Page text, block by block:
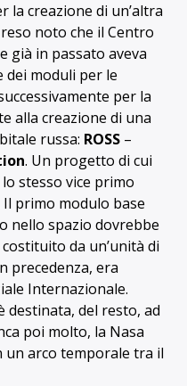
la creazione di un’altra
noto che il Centro
già in passato aveva
dei moduli per le
per la
alla creazione di una
russa: ROSS –
. Un progetto di cui
stesso vice primo
Il primo modulo base
nello spazio dovrebbe
da un’unità di
precedenza, era
Internazionale.
destinata, del resto, ad
poi molto, la Nasa
un arco temporale tra il